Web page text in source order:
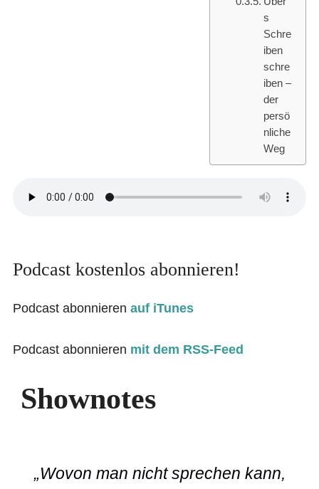
s
Schre
iben
schre
iben –
der
persö
nliche
Weg
Podcast kostenlos abonnieren!
Podcast abonnieren auf iTunes
Podcast abonnieren mit dem RSS-Feed
Shownotes
„Wovon man nicht sprechen kann,